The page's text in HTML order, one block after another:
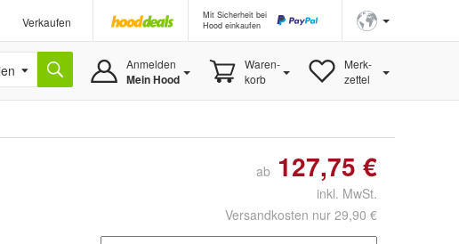
Verkaufen
Mit Sicherheit bei
Hood einkaufen
Anmelden
Mein Hood
Waren-
korb
Merk-
zettel
ab 127,75 €
inkl. MwSt.
Versandkosten nur 29,90 €